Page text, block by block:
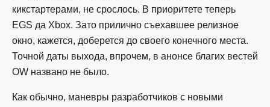
кикстартерами, не срослось. В приоритете теперь
EGS да Xbox. Зато прилично съехавшее релизное
окно, кажется, доберется до своего конечного места.
Точной даты выхода, впрочем, в анонсе благих вестей
OW названо не было.
Как обычно, маневры разработчиков с новыми